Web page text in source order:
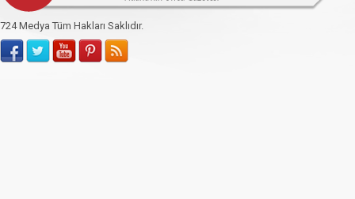
724 Medya Tüm Hakları Saklıdır.